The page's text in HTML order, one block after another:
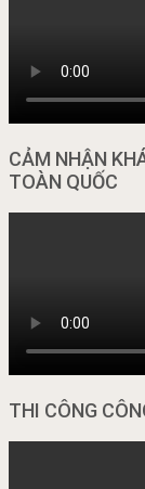
CẢM NHẬN
TOÀN QUỐC
THI CÔNG